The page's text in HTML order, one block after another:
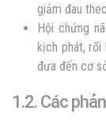
giảm đau
Hội chứng
kịch phát, rối
đưa đến cơ
1.2. Các